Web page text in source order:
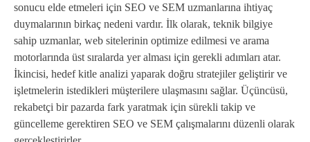
sonucu elde etmeleri için SEO ve SEM uzmanlarına ihtiyaç
duymalarının birkaç nedeni vardır. İlk olarak, teknik bilgiye
sahip uzmanlar, web sitelerinin optimize edilmesi ve arama
motorlarında üst sıralarda yer alması için gerekli adımları atar.
İkincisi, hedef kitle analizi yaparak doğru stratejiler geliştirir ve
işletmelerin istedikleri müşterilere ulaşmasını sağlar. Üçüncüsü,
rekabetçi bir pazarda fark yaratmak için sürekli takip ve
güncelleme gerektiren SEO ve SEM çalışmalarını düzenli olarak